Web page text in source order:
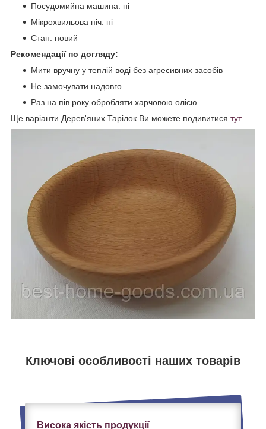
Посудомийна машина: ні
Мікрохвильова піч: ні
Стан: новий
Рекомендації по догляду:
Мити вручну у теплій воді без агресивних засобів
Не замочувати надовго
Раз на пів року обробляти харчовою олією
Ще варіанти Дерев'яних Тарілок Ви можете подивитися тут.
Ключові особливості наших товарів
Висока якість продукції